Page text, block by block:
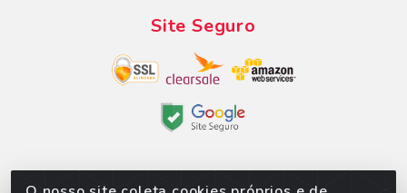
Site Seguro